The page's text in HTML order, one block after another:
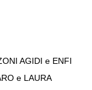
AGIDI e ENFI
e LAURA